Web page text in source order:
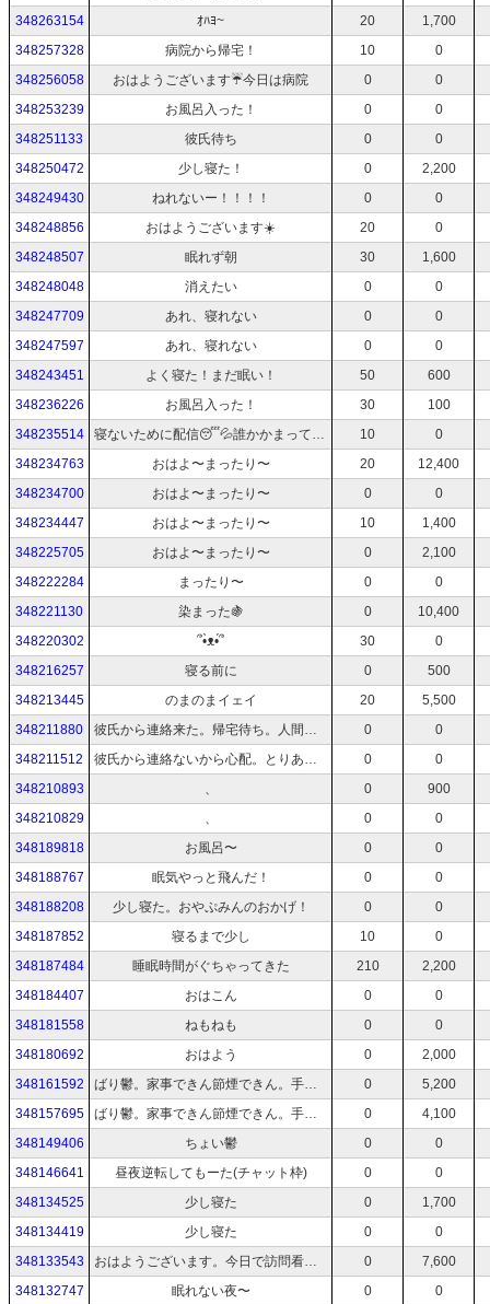
348263154
ｵﾊﾖ~ 20
1,700
348257328
病院から帰宅！ 10
0
348256058
おはようございます☔️今日は病院 0
0
348253239
お風呂入った！ 0
0
348251133
彼氏待ち 0
0
348250472
少し寝た！ 0
2,200
348249430
ねれないー！！！！ 0
0
348248856
おはようございます☀️ 20
0
348248507
眠れず朝 30
1,600
348248048
消えたい 0
0
348247709
あれ、寝れない 0
0
348247597
あれ、寝れない 0
0
348243451
よく寝た！まだ眠い！ 50
600
348236226
お風呂入った！ 30
100
348235514
寝ないために配信😴💦誰かかまって\(*°д°)ﾉ 10
0
348234763
おはよ〜まったり〜 20
12,400
348234700
おはよ〜まったり〜 0
0
348234447
おはよ〜まったり〜 10
1,400
348225705
おはよ〜まったり〜 0
2,100
348222284
まったり〜 0
0
348221130
染まった🍇 0
10,400
348220302
՞•̀ᴥ•́՞ 30
0
348216257
寝る前に 0
500
348213445
のまのまイェイ 20
5,500
348211880
彼氏から連絡来た。帰宅待ち。人間は親しい人に当たってしまうのが普通なんだって。でもそんなん我慢したいね。 0
0
348211512
彼氏から連絡ないから心配。とりあえず料理する。 0
0
348210893
、 0
900
348210829
、 0
0
348189818
お風呂〜 0
0
348188767
眠気やっと飛んだ！ 0
0
348188208
少し寝た。おやぷみんのおかげ！ 0
0
348187852
寝るまで少し 10
0
348187484
睡眠時間がぐちゃってきた 210
2,200
348184407
おはこん 0
0
348181558
ねもねも 0
0
348180692
おはよう 0
2,000
348161592
ばり鬱。家事できん節煙できん。手の震え止まらんお風呂無理消えたい←彼氏のおかげで回復😭😭😭 0
5,200
348157695
ばり鬱。家事できん節煙できん。手の震え止まらんお風呂無理消えたい 0
4,100
348149406
ちょい鬱 0
0
348146641
昼夜逆転してもーた(チャット枠) 0
0
348134525
少し寝た 0
1,700
348134419
少し寝た 0
0
348133543
おはようございます。今日で訪問看護終わり(多分) 0
7,600
348132747
眠れない夜〜 0
0